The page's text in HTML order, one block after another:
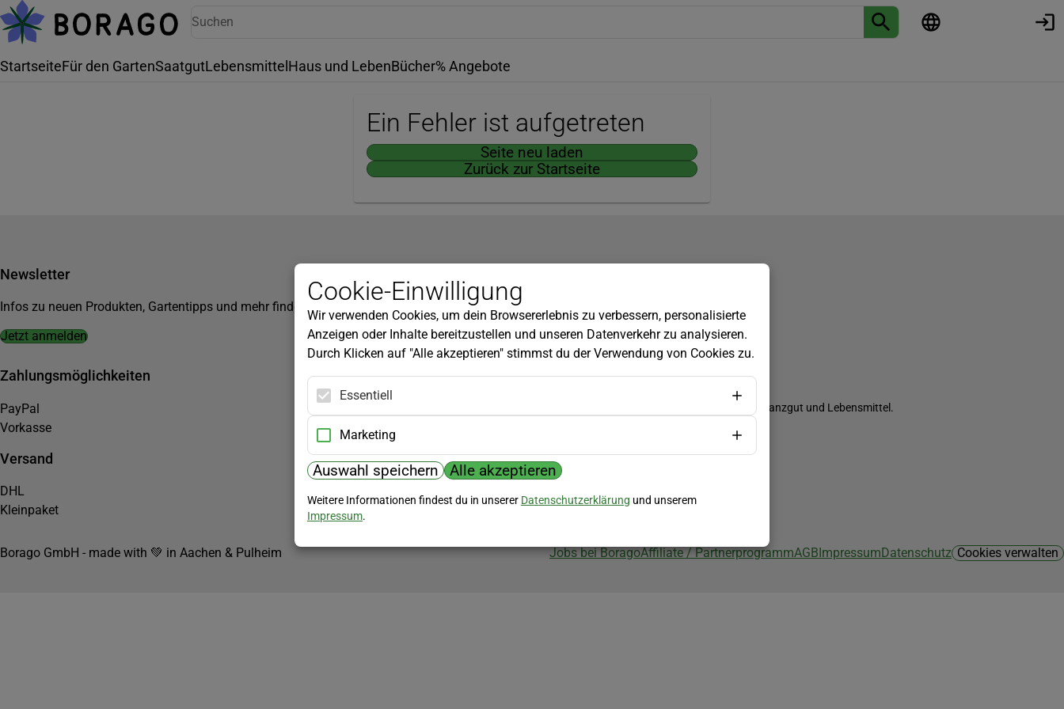
StartseiteFür den GartenSaatgutLebensmittel Haus und LebenBücher% Angebote
Ein Fehler ist aufgetreten
Seite neu laden
Zurück zur Startseite
Newsletter
Infos zu neuen Produkten, Gartentipps und mehr findest du in unserem Newsletter!
Jetzt anmelden
Kundenservice
Widerrufsbelehrung
Versandkosten
Zahlungsmöglichkeiten
PayPal
Vorkasse
Versand
DHL
Kleinpaket
Biozertifizierung
Borago ist biozertifiziert im Bereich Saatgut, Pflanzgut und Lebensmittel.
Borago GmbH - made with 💚 in Aachen & Pulheim Jobs bei BoragoAffiliate / PartnerprogrammAGBImpressumDatenschutz Cookies verwalten
Cookie-Einwilligung
Wir verwenden Cookies, um dein Browsererlebnis zu verbessern, personalisierte
Anzeigen oder Inhalte bereitzustellen und unseren Datenverkehr zu analysieren.
Durch Klicken auf "Alle akzeptieren" stimmst du der Verwendung von Cookies zu.
Essentiell
Marketing
Auswahl speichern Alle akzeptieren
Weitere Informationen findest du in unserer Datenschutzerklärung und unserem
Impressum.